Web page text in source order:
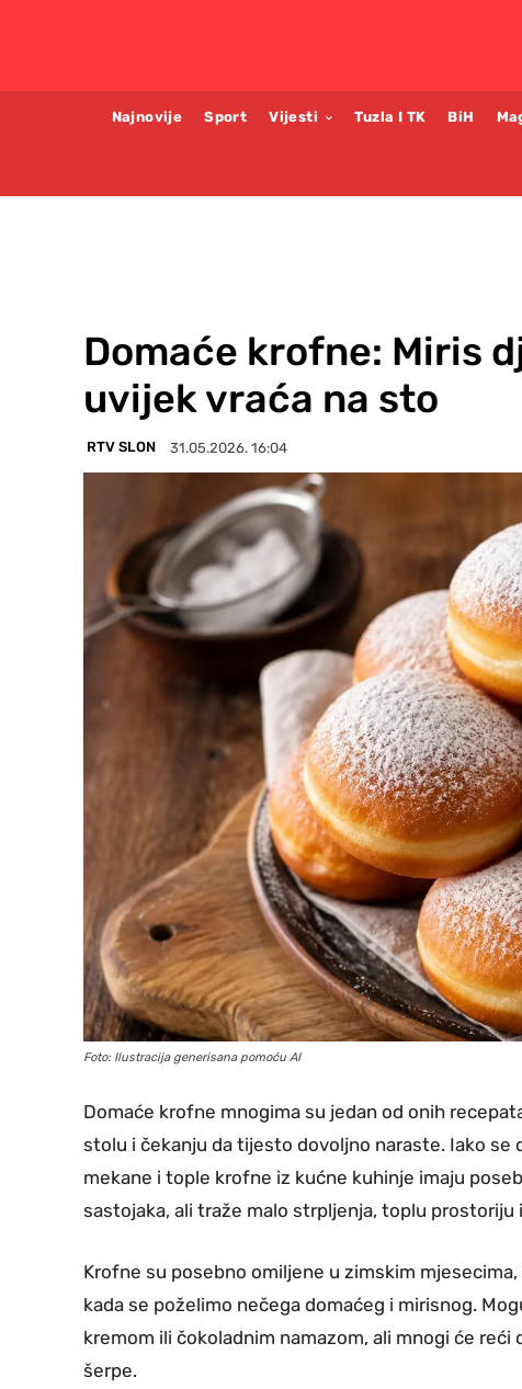
Najnovije Sport Vijesti Tuzla I TK BiH
Domaće krofne: Miris
uvijek vraća na sto
RTV SLON 31.05.2026. 16:04
Foto: Ilustracija generisana pomoću AI
Domaće krofne mnogima su jedan od onih
stolu i čekanju da tijesto dovoljno naraste. Iako se
mekane i tople krofne iz kućne kuhinje imaju
sastojaka, ali traže malo strpljenja, toplu prostoriju
Krofne su posebno omiljene u zimskim
kada se poželimo nečega domaćeg i mirisnog.
kremom ili čokoladnim namazom, ali mnogi će
šerpe.